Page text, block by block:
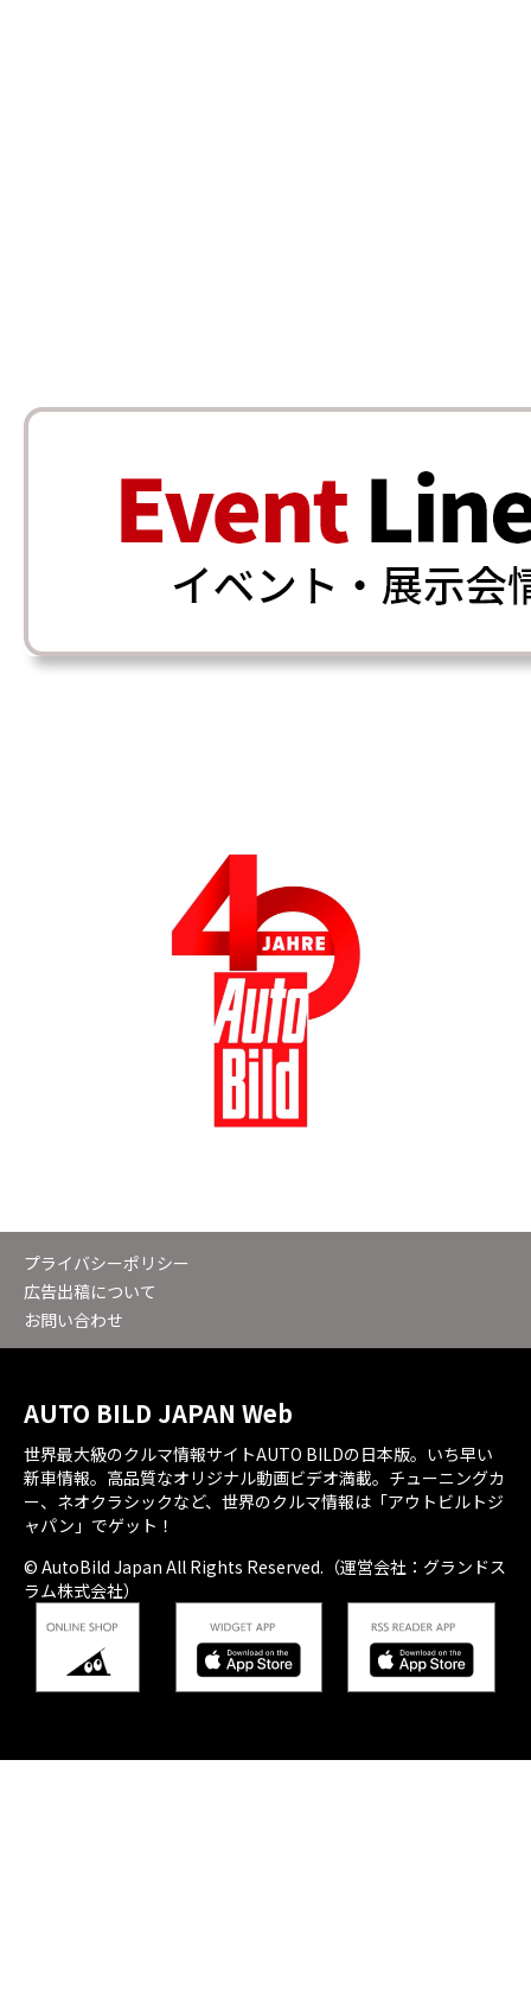
プライバシーポリシー
広告出稿について
お問い合わせ
AUTO BILD JAPAN Web
世界最大級のクルマ情報サイトAUTO BILDの日本版。いち早い
新車情報。高品質なオリジナル動画ビデオ満載。チューニングカ
ー、ネオクラシックなど、世界のクルマ情報は「アウトビルトジ
ャパン」でゲット！
© AutoBild Japan All Rights Reserved.（運営会社：グランドス
ラム株式会社）